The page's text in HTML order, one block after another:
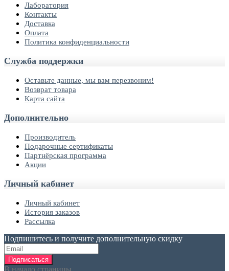
Лаборатория
Контакты
Доставка
Оплата
Политика конфиденциальности
Служба поддержки
Оставьте данные, мы вам перезвоним!
Возврат товара
Карта сайта
Дополнительно
Производитель
Подарочные сертификаты
Партнёрская программа
Акции
Личный кабинет
Личный кабинет
История заказов
Рассылка
Подпишитесь и получите дополнительную скидку
Подписаться
В начало страницы